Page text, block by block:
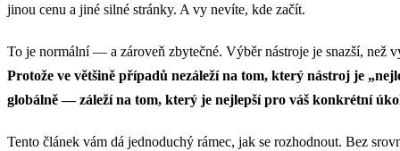
jinou cenu a jiné silné stránky. A vy nevíte, kde začít.
To je normální — a zároveň zbytečné. Výběr nástroje je snazší, než
Protože ve většině případů nezáleží na tom, který nástroj je
globálně — záleží na tom, který je nejlepší pro váš konkrétní
Tento článek vám dá jednoduchý rámec, jak se rozhodnout. Bez